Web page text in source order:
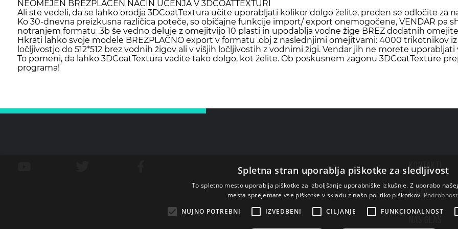
NEOMEJEN BREZPLAČEN NAČIN UČENJA V 3DCOATTEXTURI
Ali ste vedeli, da se lahko orodja 3DCoatTextura učite uporabljati kolikor dolgo želite, preden se odločite za
Ko 30-dnevna preizkusna različica poteče, so običajne funkcije import/ export onemogočene, VENDAR pa
notranjem formatu .3b še vedno deluje z omejitvijo 10 plasti in upodablja vodne žige BREZ dodatnih
Hkrati lahko svoje modele BREZPLAČNO export v formatu .obj z naslednjimi omejitvami: 4000 trikotnikov
ločljivostjo do 512*512 brez vodnih žigov ali v višjih ločljivostih z vodnimi žigi. Vendar jih ne morete
To pomeni, da lahko 3DCoatTextura vadite tako dolgo, kot želite. Ob poskusnem zagonu 3DCoatTexture
programa!
KONTAKTI
O NAS
Spletna stran uporablja piškotke za sledljivost
To spletno mesto uporablja piškotke za izboljšanje uporabniške izkušnje. Z uporabo
mesta sprejemate vse piškotke v skladu z našo politiko piškotkov.
NUJNO POTREBNI
IZVEDBENI CILJANJE FUNKCIONALNOST